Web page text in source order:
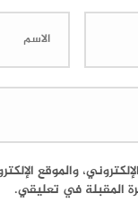
والموقع
المقبلة في تعليقي.